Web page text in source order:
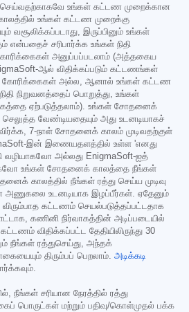
செய்வதற்காகவே உங்கள் கட்டண முறைக்கான
உங்கள் கட்டண முறைக்கு
இருப்பினும் உங்கள்
என்பதைச் சரிபார்க்க உங்கள் நிதி
அனுப்பப்படலாம் (அத்தகைய
ஆல் விதிக்கப்படும் கட்டணங்கள்
கோரிக்கைகள் அல்ல, ஆனால் உங்கள் கட்டண
நிறுவனத்தைப் பொறுத்து, உங்கள்
ஏற்படுத்தலாம்). உங்கள் சோதனைக்
வேண்டியதையும் அது உடனடியாகச்
7-நாள் சோதனைக் காலம் முடிவதற்குள்
இன் இணையதளத்தில் உள்ள 'எனது
வழியாகவோ அல்லது EnigmaSoft-ஐத்
உங்கள் சோதனைக் காலத்தை நீங்கள்
காலத்தில் நீங்கள் ரத்து செய்ய முடிவு
அணுகலை உடனடியாக இழப்பீர்கள். ஏதேனும்
கட்டணம் செயல்படுத்தப்பட்டதாக
கணினி நிர்வாகத்தின் அடிப்படையில்
விதிக்கப்பட்ட தேதியிலிருந்து 30
நீங்கள் ரத்துசெய்து, அந்தக்
திரும்பப் பெறலாம். அடிக்கடி
நீங்கள் சரியான நேரத்தில் ரத்து
பொருட்கள் மற்றும் பதிவு/கொள்முதல் பக்க